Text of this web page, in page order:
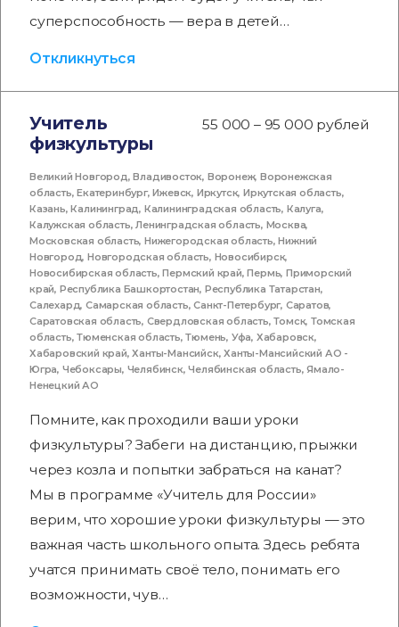
суперспособность — вера в детей…
Откликнуться
Учитель
физкультуры
55 000 – 95 000 рублей
Великий Новгород,Владивосток, Воронеж,Воронежская
область,Екатеринбург,Ижевск, Иркутск,Иркутская область,
Казань,Калининград, Калининградская область, Калуга,
Калужская область,Ленинградская область, Москва,
Московская область,Нижегородская область,Нижний
Новгород,Новгородская область, Новосибирск,
Новосибирская область,Пермский край,Пермь,Приморский
край, Республика Башкортостан, Республика Татарстан,
Салехард,Самарская область,Санкт-Петербург, Саратов,
Саратовская область, Свердловская область,Томск,Томская
область,Тюменская область,Тюмень, Уфа, Хабаровск,
Хабаровский край,Ханты-Мансийск,Ханты-Мансийский АО -
Югра, Чебоксары, Челябинск,Челябинская область,Ямало-
Ненецкий АО
Помните, как проходили ваши уроки
физкультуры? Забеги на дистанцию, прыжки
через козла и попытки забраться на канат?
Мы в программе «Учитель для России»
верим, что хорошие уроки физкультуры — это
важная часть школьного опыта. Здесь ребята
учатся принимать своё тело, понимать его
возможности, чув…